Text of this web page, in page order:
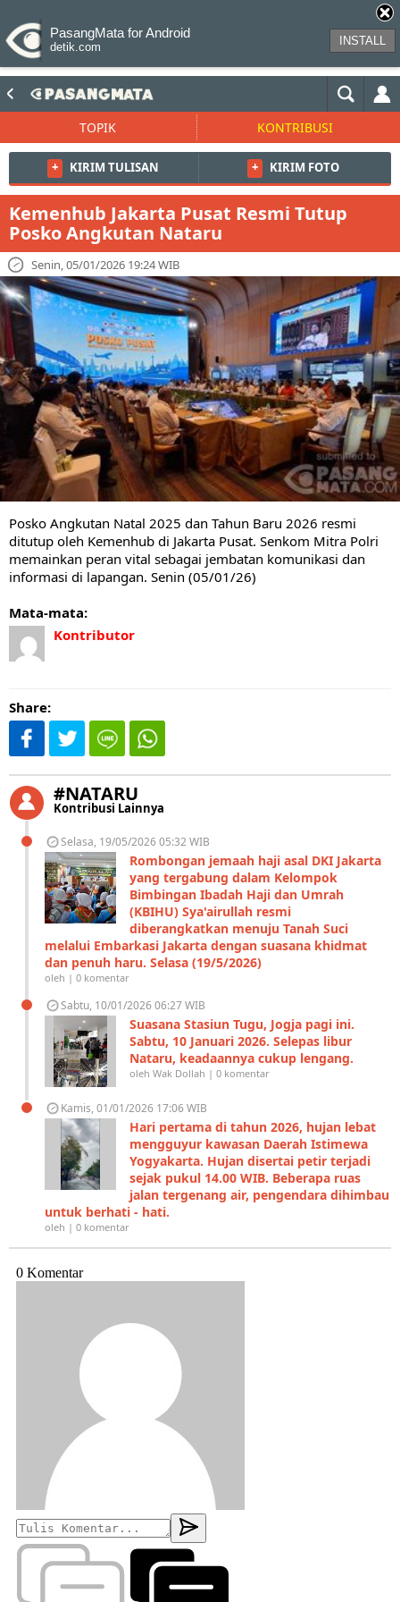
PasangMata for Android
detik.com INSTALL
TOPIK KONTRIBUSI
+ KIRIM TULISAN + KIRIM FOTO
Kemenhub Jakarta Pusat Resmi Tutup
Posko Angkutan Nataru
Senin, 05/01/2026 19:24 WIB
Posko Angkutan Natal 2025 dan Tahun Baru 2026 resmi
ditutup oleh Kemenhub di Jakarta Pusat. Senkom Mitra Polri
memainkan peran vital sebagai jembatan komunikasi dan
informasi di lapangan. Senin (05/01/26)
Mata-mata:
Kontributor
Share:
#NATARU
Kontribusi Lainnya
Selasa, 19/05/2026 05:32 WIB
Rombongan jemaah haji asal DKI Jakarta
yang tergabung dalam Kelompok
Bimbingan Ibadah Haji dan Umrah
(KBIHU) Sya'airullah resmi
diberangkatkan menuju Tanah Suci
melalui Embarkasi Jakarta dengan suasana khidmat
dan penuh haru. Selasa (19/5/2026)
oleh | 0 komentar
Sabtu, 10/01/2026 06:27 WIB
Suasana Stasiun Tugu, Jogja pagi ini.
Sabtu, 10 Januari 2026. Selepas libur
Nataru, keadaannya cukup lengang.
oleh Wak Dollah | 0 komentar
Kamis, 01/01/2026 17:06 WIB
Hari pertama di tahun 2026, hujan lebat
mengguyur kawasan Daerah Istimewa
Yogyakarta. Hujan disertai petir terjadi
sejak pukul 14.00 WIB. Beberapa ruas
jalan tergenang air, pengendara dihimbau
untuk berhati - hati.
oleh | 0 komentar